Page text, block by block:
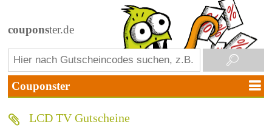
couponster.de
LCD TV Gutscheine